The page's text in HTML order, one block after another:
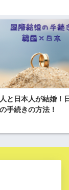
と日本人が結婚！
手続きの方法！